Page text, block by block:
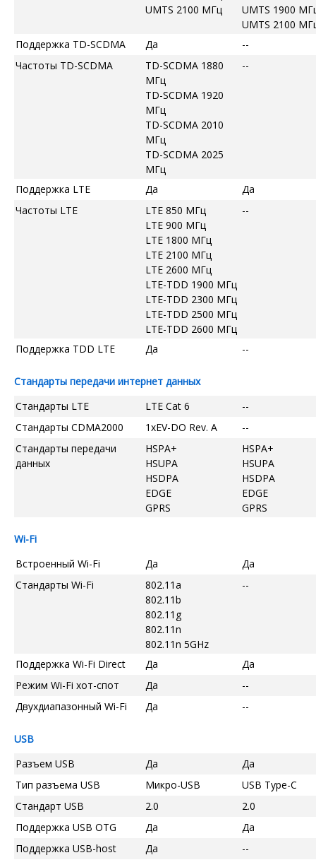
UMTS 2100 МГц
UMTS 1900
UMTS 2100
Поддержка TD-SCDMA
Да
--
Частоты TD-SCDMA
TD-SCDMA 1880
МГц
TD-SCDMA 1920
МГц
TD-SCDMA 2010
МГц
TD-SCDMA 2025
МГц
--
Поддержка LTE Да
Да
Частоты LTE
LTE 850 МГц
LTE 900 МГц
LTE 1800 МГц
LTE 2100 МГц
LTE 2600 МГц
LTE-TDD 1900 МГц
LTE-TDD 2300 МГц
LTE-TDD 2500 МГц
LTE-TDD 2600 МГц
--
Поддержка TDD LTE Да --
Стандарты передачи интернет данных
Стандарты LTE
LTE Cat 6
--
Стандарты CDMA2000
1xEV-DO Rev. A
--
Стандарты передачи
данных
HSPA+
HSUPA
HSDPA
EDGE
GPRS
HSPA+
HSUPA
HSDPA
EDGE
GPRS
Wi-Fi
Встроенный Wi-Fi
Да
Да
Стандарты Wi-Fi
802.11a
802.11b
802.11g
802.11n
802.11n 5GHz
--
Поддержка Wi-Fi Direct Да
Да
Режим Wi-Fi хот-спот
Да
--
Двухдиапазонный Wi-Fi
Да --
USB
Разъем USB
Да
Да
Тип разъема USB
Микро-USB
USB Type-C
Стандарт USB
2.0
2.0
Поддержка USB OTG
Да
Да
Поддержка USB-host
Да
--